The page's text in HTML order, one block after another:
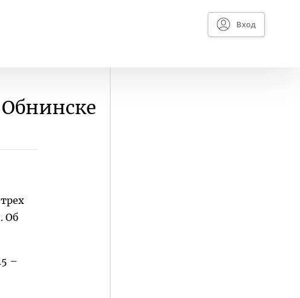
Вход
Об
–